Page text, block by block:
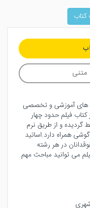
کتاب
های آموزشی و تخصصی
فیلم حدود چهار
و از طریق نرم
گوشی همراه دارد.اساتید
در هر رشته
می توانید مباحث مهم